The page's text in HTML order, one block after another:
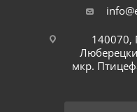
140070,
мкр.